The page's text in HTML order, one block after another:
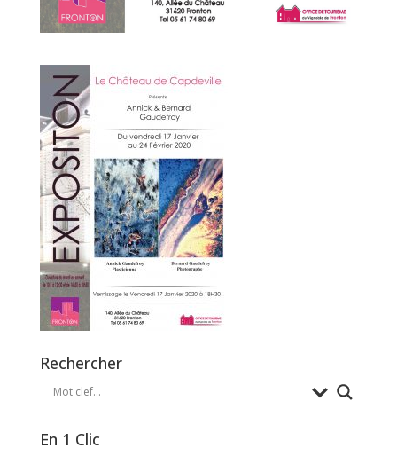
Rechercher
En 1 Clic